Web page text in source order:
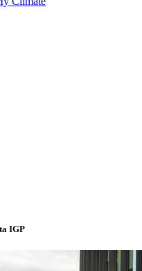
IGP